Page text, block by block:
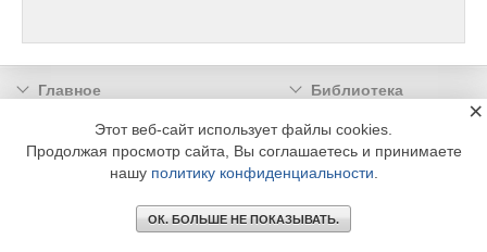
Главное
Библиотека
Подписка
Реклама
Информация
Этот веб-сайт использует файлы cookies.
Продолжая просмотр сайта, Вы соглашаетесь и принимаете
нашу политику конфиденциальности
ОК. БОЛЬШЕ НЕ ПОКАЗЫВАТЬ.
×